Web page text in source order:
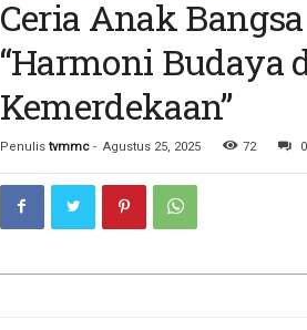
Ceria Anak
“Harmoni Budaya
Kemerdekaan”
Penulis tvmmc- Agustus 25, 2025 72 0